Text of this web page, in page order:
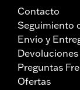
Contacto
Seguimiento
Envío y
Preguntas
Ofertas